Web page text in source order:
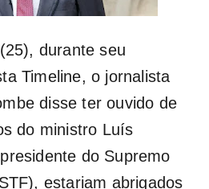
durante seu
Timeline, o jornalista
disse ter ouvido de
do ministro Luís
do Supremo
estariam abrigados